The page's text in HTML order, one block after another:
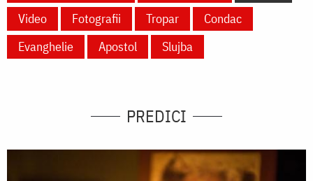
Video
Fotografii Tropar
Condac
Evanghelie
Apostol Slujba
PREDICI